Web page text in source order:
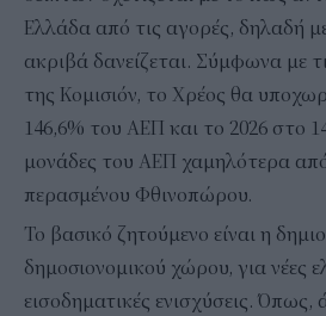
Ελλάδα από τις αγορές, δηλαδή
ακριβά δανείζεται. Σύμφωνα με
της Κομισιόν, το Χρέος θα
146,6% του ΑΕΠ και το 2026 στο
μονάδες του ΑΕΠ χαμηλότερα από
περασμένου Φθινοπώρου.
Το βασικό ζητούμενο είναι η
δημοσιονομικού χώρου, για νέες
εισοδηματικές ενισχύσεις. Όπως,